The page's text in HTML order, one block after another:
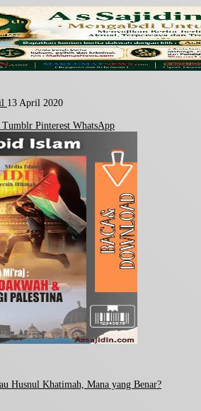
13 April 2020
Tumblr Pinterest WhatsApp
Husnul Khatimah, Mana yang Benar?